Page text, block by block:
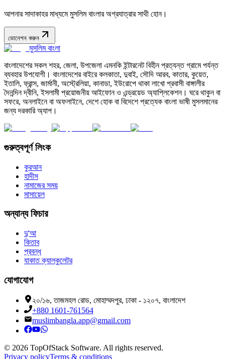
আপনার সাদাকাহর মাধ্যমে মুসলিম বাংলার অগ্রযাত্রার সাথী হোন।
ডোনেশন করুন
মুসলিম বাংলা
বাংলাদেশের সকল শহর, জেলা, উপজেলা এমনকি ইন্টারনেট বিহীন প্রত্যন্ত গ্রামে পর্যন্ত
ব্যবহার উপযোগী। বাংলাদেশের বাইরে কলকাতা, দুবাই, সৌদি আরব, কাতার, কুয়েত,
ইতালি, ফ্রান্স, জার্মানী, অস্ট্রেলিয়া, কানাডা, ইউরোপে থাকা লাখো প্রবাসী বাঙ্গালীর
দৈনন্দিন দ্বীনি, ইসলামী প্রয়োজনীয় আইফোন ও এন্ড্রয়েড অ্যাপ্লিকেশন। ঘরে থাকুন বা
সফরে, অনলাইনে বা অফলাইনে, দেশে হোক বা বিদেশে প্রত্যেক বাংলা ভাষী মুসলমানের
জন্য দরকারি অ্যাপ।
গুরুত্বপূর্ণ লিংক
কুরআন
হাদীস
নামাজের সময়
মাসায়েল
অন্যান্য ফিচার
দু'আ
কিতাব
প্রবন্ধ
যাকাত ক্যালকুলেটর
যোগাযোগ
২০/১৬, তাজমহল রোড, মোহাম্মদপুর, ঢাকা - ১২০৭, বাংলাদেশ
+880 1601-761564
muslimbangla.app@gmail.com
© 2026 TopOfStack Software. All rights reserved.
Privacy policyTerms & conditions